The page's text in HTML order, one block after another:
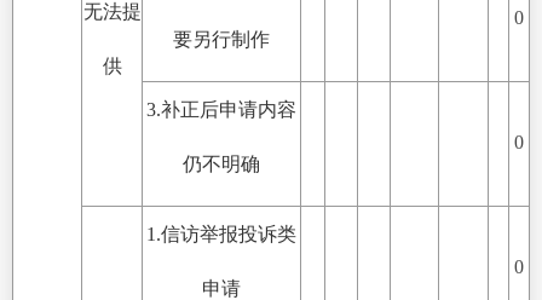
无法提
供
要另行制作
0
3.补正后申请内容
仍不明确
0
1.信访举报投诉类
申请
0